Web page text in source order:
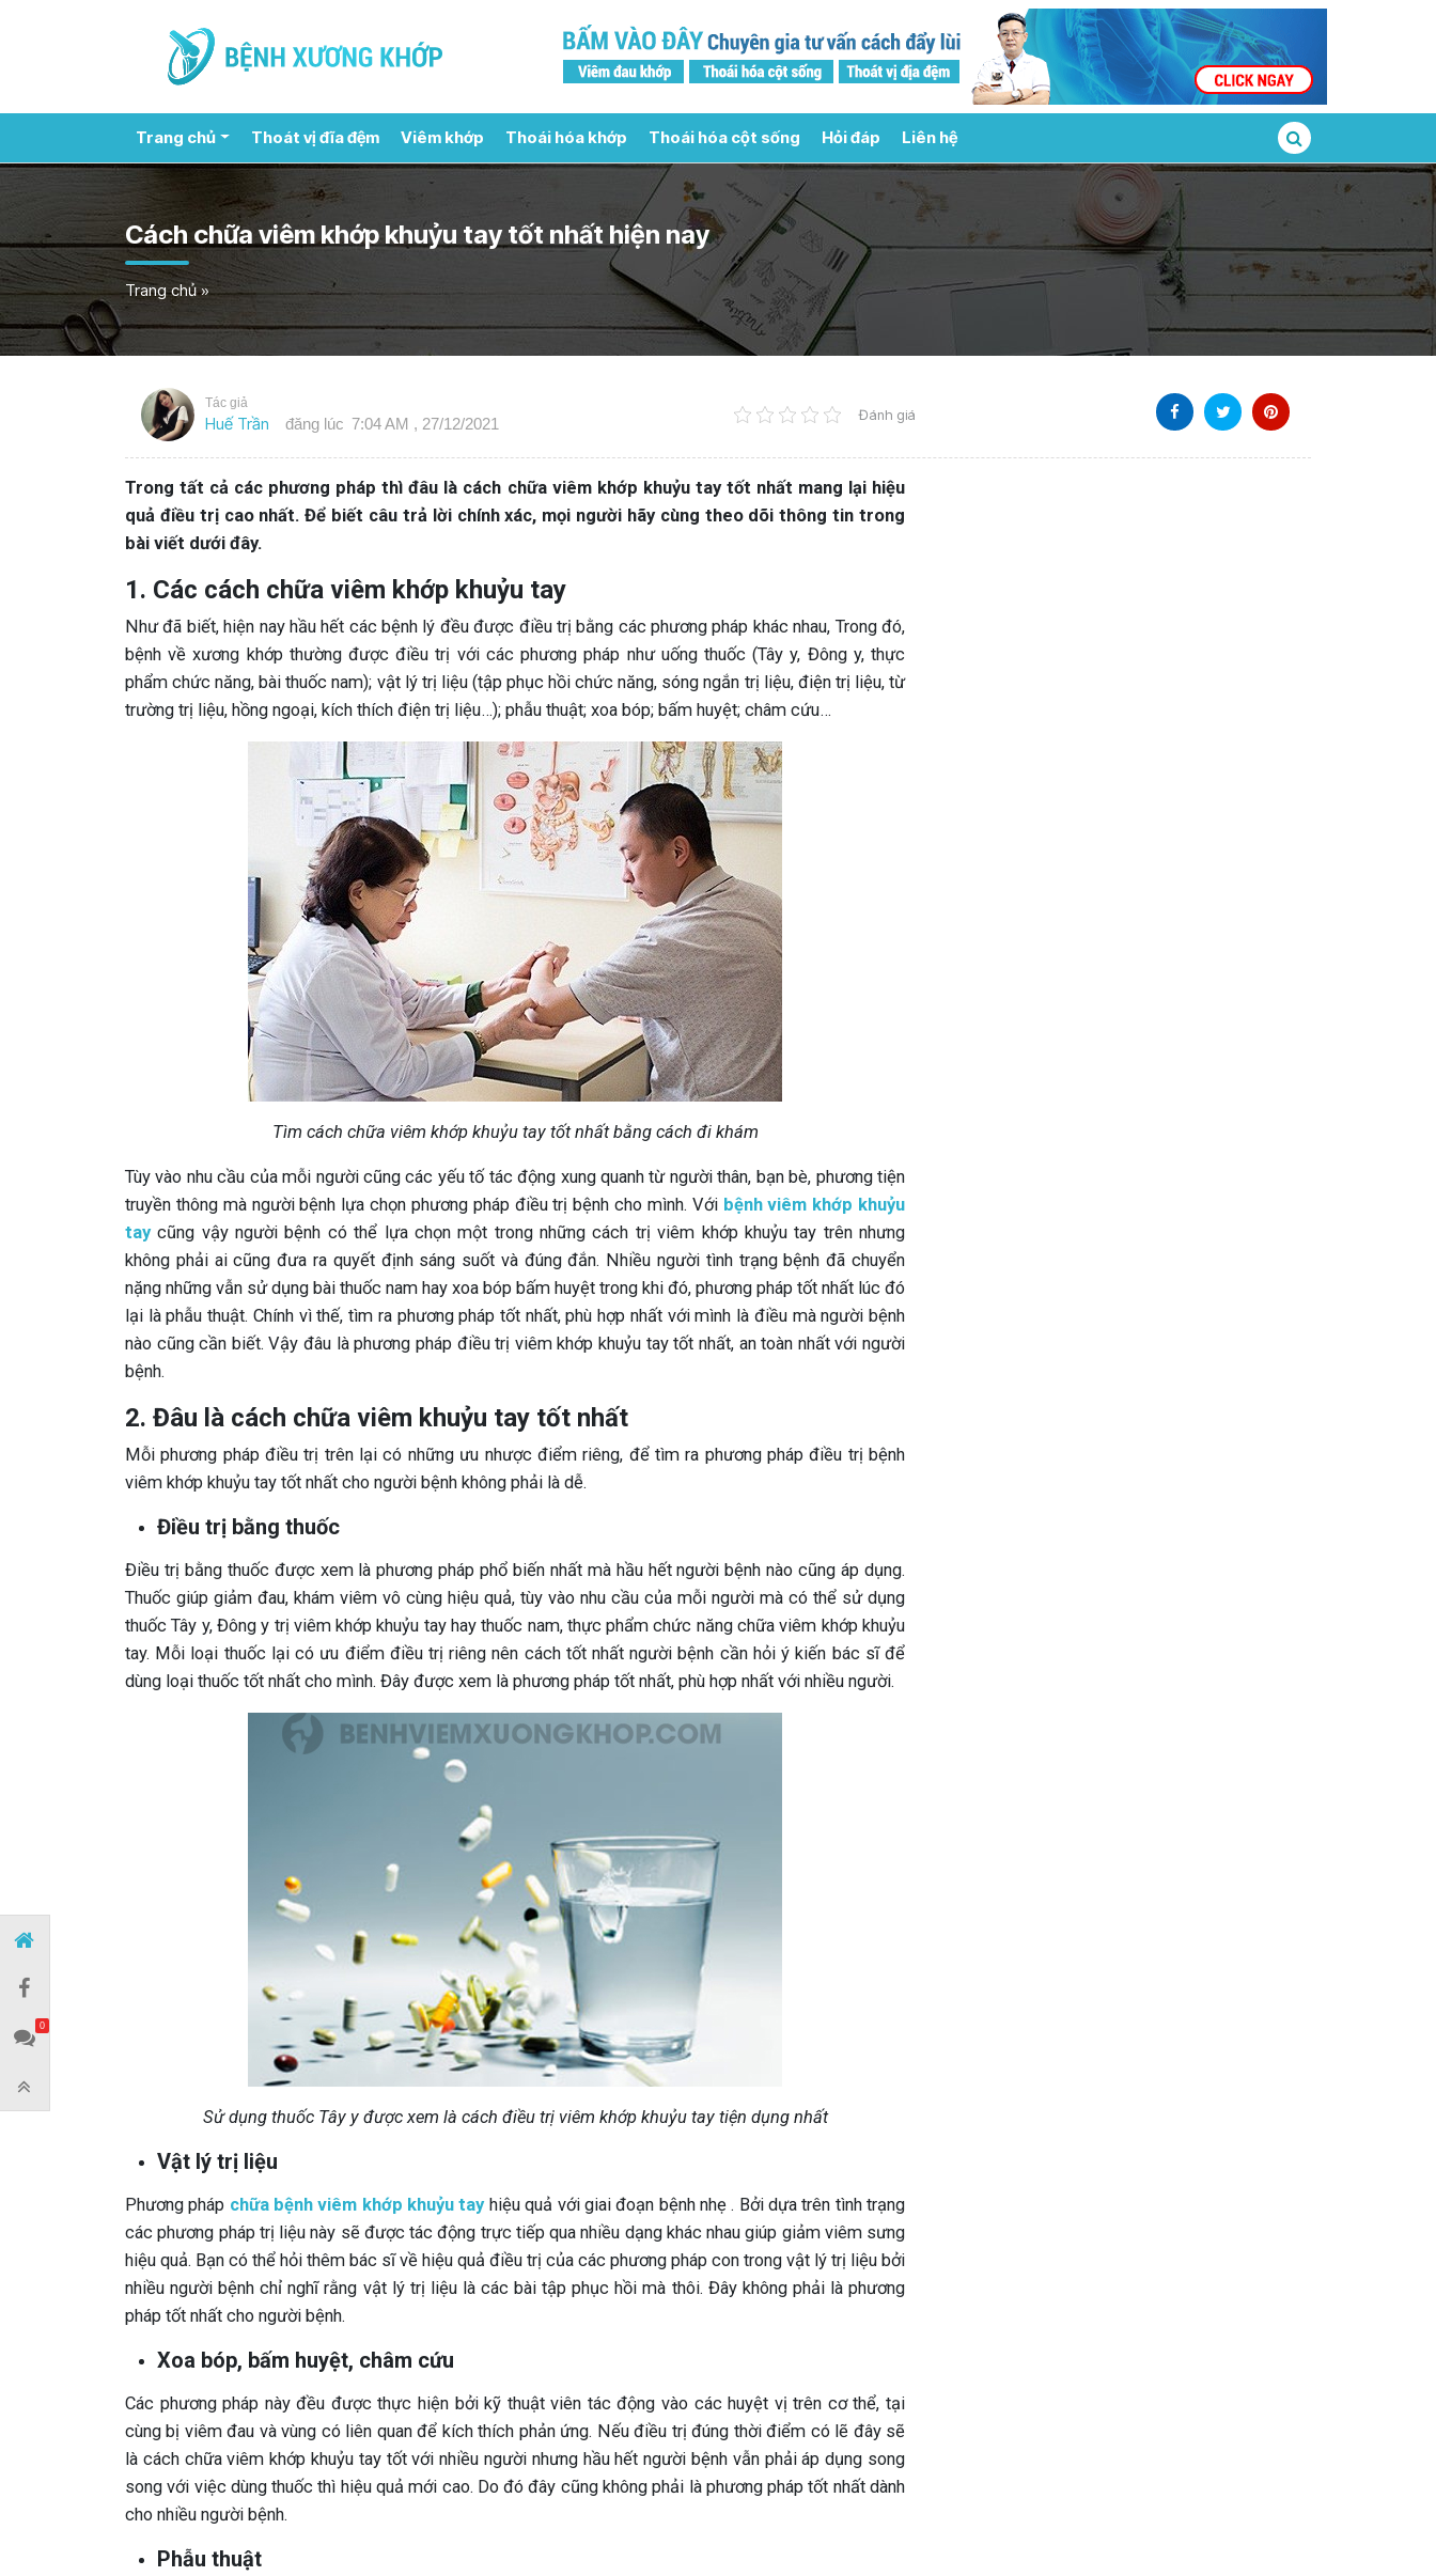
Trang chủ Thoát vị đĩa đệm Viêm khớp Thoái hóa khớp Thoái hóa cột sống Hỏi đáp Liên hệ
Cách chữa viêm khớp khuỷu tay tốt nhất hiện nay
Trang chủ»
Tác giả
Huế Trần đăng lúc 7:04 AM , 27/12/2021 Đánh giá
Trong tất cả các phương pháp thì đâu là cách chữa viêm khớp khuỷu tay tốt nhất mang lại hiệu
quả điều trị cao nhất. Để biết câu trả lời chính xác, mọi người hãy cùng theo dõi thông tin trong
bài viết dưới đây.
1. Các cách chữa viêm khớp khuỷu tay
Như đã biết, hiện nay hầu hết các bệnh lý đều được điều trị bằng các phương pháp khác nhau, Trong đó,
bệnh về xương khớp thường được điều trị với các phương pháp như uống thuốc (Tây y, Đông y, thực
phẩm chức năng, bài thuốc nam); vật lý trị liệu (tập phục hồi chức năng, sóng ngắn trị liệu, điện trị liệu, từ
trường trị liệu, hồng ngoại, kích thích điện trị liệu…); phẫu thuật; xoa bóp; bấm huyệt; châm cứu…
Tìm cách chữa viêm khớp khuỷu tay tốt nhất bằng cách đi khám
Tùy vào nhu cầu của mỗi người cũng các yếu tố tác động xung quanh từ người thân, bạn bè, phương tiện
truyền thông mà người bệnh lựa chọn phương pháp điều trị bệnh cho mình. Với bệnh viêm khớp khuỷu
taycũng vậy người bệnh có thể lựa chọn một trong những cách trị viêm khớp khuỷu tay trên nhưng
không phải ai cũng đưa ra quyết định sáng suốt và đúng đắn. Nhiều người tình trạng bệnh đã chuyển
nặng những vẫn sử dụng bài thuốc nam hay xoa bóp bấm huyệt trong khi đó, phương pháp tốt nhất lúc đó
lại là phẫu thuật. Chính vì thế, tìm ra phương pháp tốt nhất, phù hợp nhất với mình là điều mà người bệnh
nào cũng cần biết. Vậy đâu là phương pháp điều trị viêm khớp khuỷu tay tốt nhất, an toàn nhất với người
bệnh.
2. Đâu là cách chữa viêm khuỷu tay tốt nhất
Mỗi phương pháp điều trị trên lại có những ưu nhược điểm riêng, để tìm ra phương pháp điều trị bệnh
viêm khớp khuỷu tay tốt nhất cho người bệnh không phải là dễ.
Điều trị bằng thuốc
Điều trị bằng thuốc được xem là phương pháp phổ biến nhất mà hầu hết người bệnh nào cũng áp dụng.
Thuốc giúp giảm đau, khám viêm vô cùng hiệu quả, tùy vào nhu cầu của mỗi người mà có thể sử dụng
thuốc Tây y, Đông y trị viêm khớp khuỷu tay hay thuốc nam, thực phẩm chức năng chữa viêm khớp khuỷu
tay. Mỗi loại thuốc lại có ưu điểm điều trị riêng nên cách tốt nhất người bệnh cần hỏi ý kiến bác sĩ để
dùng loại thuốc tốt nhất cho mình. Đây được xem là phương pháp tốt nhất, phù hợp nhất với nhiều người.
Sử dụng thuốc Tây y được xem là cách điều trị viêm khớp khuỷu tay tiện dụng nhất
Vật lý trị liệu
Phương pháp chữa bệnh viêm khớp khuỷu tayhiệu quả với giai đoạn bệnh nhẹ . Bởi dựa trên tình trạng
các phương pháp trị liệu này sẽ được tác động trực tiếp qua nhiều dạng khác nhau giúp giảm viêm sưng
hiệu quả. Bạn có thể hỏi thêm bác sĩ về hiệu quả điều trị của các phương pháp con trong vật lý trị liệu bởi
nhiều người bệnh chỉ nghĩ rằng vật lý trị liệu là các bài tập phục hồi mà thôi. Đây không phải là phương
pháp tốt nhất cho người bệnh.
Xoa bóp, bấm huyệt, châm cứu
Các phương pháp này đều được thực hiện bởi kỹ thuật viên tác động vào các huyệt vị trên cơ thể, tại
cùng bị viêm đau và vùng có liên quan để kích thích phản ứng. Nếu điều trị đúng thời điểm có lẽ đây sẽ
là cách chữa viêm khớp khuỷu tay tốt với nhiều người nhưng hầu hết người bệnh vẫn phải áp dụng song
song với việc dùng thuốc thì hiệu quả mới cao. Do đó đây cũng không phải là phương pháp tốt nhất dành
cho nhiều người bệnh.
Phẫu thuật
0